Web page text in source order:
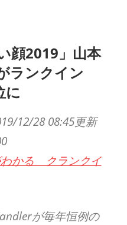
顔2019」山本
ランクイン
に
12/28 08:45更新
わかる クランクイ
が毎年恒例の